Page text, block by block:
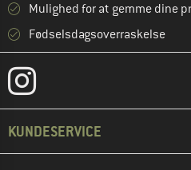
Mulighed for at gemme dine
Fødselsdagsoverraskelse
KUNDESERVICE